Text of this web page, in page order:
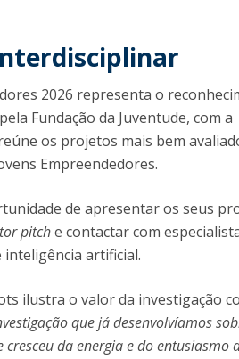
2026 representa o
Fundação da Juventude, com a
os projetos mais bem
Empreendedores.
de apresentar os seus
pitche contactar com
artificial.
ilustra o valor da investigação
que já desenvolvíamos
da energia e do entusiasmo